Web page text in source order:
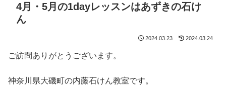
4月・5月の1dayレッスンはあずきの石け
ん
2024.03.23 2024.03.24
ご訪問ありがとうございます。
神奈川県大磯町の内藤石けん教室です。